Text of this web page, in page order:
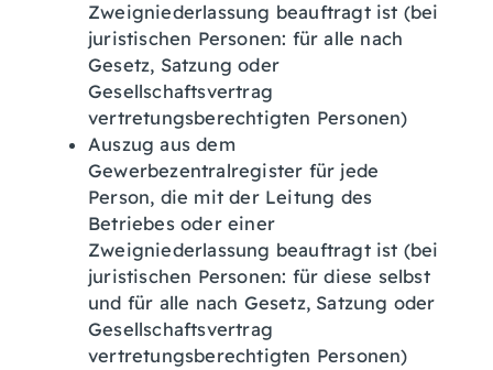
Zweigniederlassung beauftragt ist (bei
juristischen Personen: für alle nach
Gesetz, Satzung oder
Gesellschaftsvertrag
vertretungsberechtigten Personen)
Auszug aus dem
Gewerbezentralregister für jede
Person, die mit der Leitung des
Betriebes oder einer
Zweigniederlassung beauftragt ist (bei
juristischen Personen: für diese selbst
und für alle nach Gesetz, Satzung oder
Gesellschaftsvertrag
vertretungsberechtigten Personen)